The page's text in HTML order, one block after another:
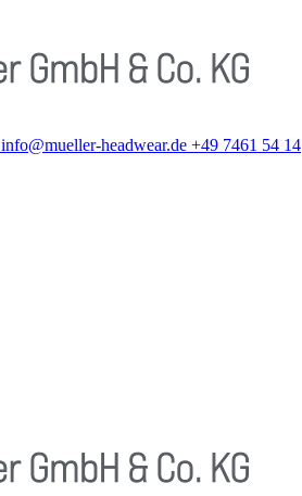
info@mueller-headwear.de +49 7461 54 14